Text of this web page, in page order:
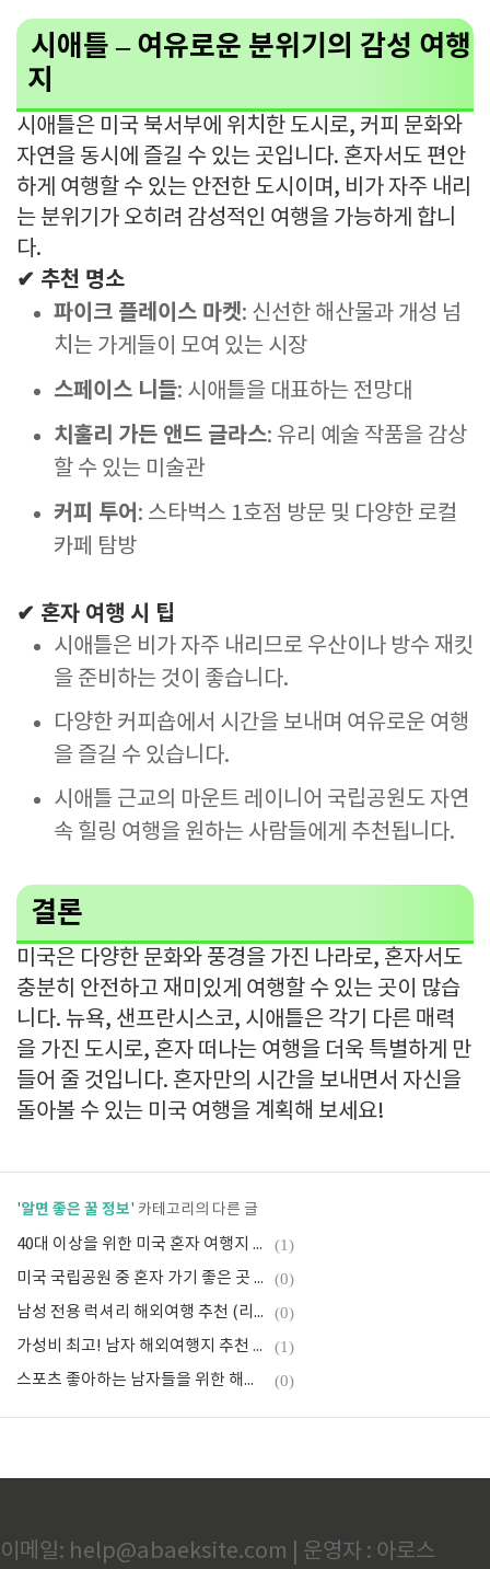
시애틀 – 여유로운 분위기의 감성 여행
지
시애틀은 미국 북서부에 위치한 도시로, 커피 문화와
자연을 동시에 즐길 수 있는 곳입니다. 혼자서도 편안
하게 여행할 수 있는 안전한 도시이며, 비가 자주 내리
는 분위기가 오히려 감성적인 여행을 가능하게 합니
다.
✔ 추천 명소
파이크 플레이스 마켓: 신선한 해산물과 개성 넘
치는 가게들이 모여 있는 시장
스페이스 니들: 시애틀을 대표하는 전망대
치훌리 가든 앤드 글라스: 유리 예술 작품을 감상
할 수 있는 미술관
커피 투어 : 스타벅스 1호점 방문 및 다양한 로컬
카페 탐방
✔ 혼자 여행 시 팁
시애틀은 비가 자주 내리므로 우산이나 방수 재킷
을 준비하는 것이 좋습니다.
다양한 커피숍에서 시간을 보내며 여유로운 여행
을 즐길 수 있습니다.
시애틀 근교의 마운트 레이니어 국립공원도 자연
속 힐링 여행을 원하는 사람들에게 추천됩니다.
결론
미국은 다양한 문화와 풍경을 가진 나라로, 혼자서도
충분히 안전하고 재미있게 여행할 수 있는 곳이 많습
니다. 뉴욕, 샌프란시스코, 시애틀은 각기 다른 매력
을 가진 도시로, 혼자 떠나는 여행을 더욱 특별하게 만
들어 줄 것입니다. 혼자만의 시간을 보내면서 자신을
돌아볼 수 있는 미국 여행을 계획해 보세요!
'알면 좋은 꿀 정보' 카테고리의 다른 글
40대 이상을 위한 미국 혼자 여행지 추천 (1)
미국 국립공원 중 혼자 가기 좋은 곳 추천 (0)
남성 전용 럭셔리 해외여행 추천 (리조트, 카지노, 클럽) (0)
가성비 최고! 남자 해외여행지 추천 (숙소, 교통, 비용) (1)
스포츠 좋아하는 남자들을 위한 해외여행 (축구, 농구, 서핑) (0)
이메일: help@abaeksite.com | 운영자 : 아로스